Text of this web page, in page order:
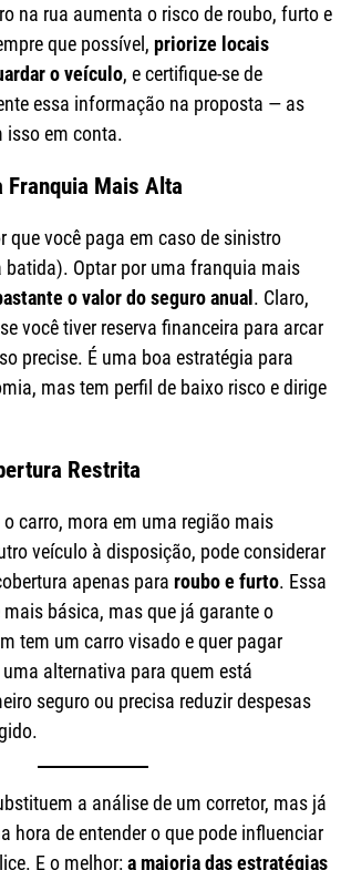
na rua aumenta o risco de roubo, furto e
que possível, priorize locais
o veículo, e certifique-se de
essa informação na proposta — as
isso em conta.
Franquia Mais Alta
que você paga em caso de sinistro
Optar por uma franquia mais
o valor do seguro anual . Claro,
você tiver reserva financeira para arcar
precise. É uma boa estratégia para
mas tem perfil de baixo risco e dirige
Restrita
carro, mora em uma região mais
veículo à disposição, pode considerar
apenas para roubo e furto. Essa
básica, mas que já garante o
tem um carro visado e quer pagar
alternativa para quem está
seguro ou precisa reduzir despesas
a análise de um corretor, mas já
hora de entender o que pode influenciar
E o melhor:a maioria das estratégias